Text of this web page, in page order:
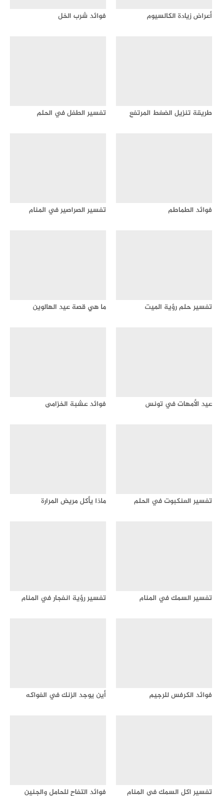
أعراض زيادة الكالسيوم فوائد شرب الخل
طريقة تنزيل الضغط المرتفع تفسير الطفل في الحلم
فوائد الطماطم تفسير الصراصير في المنام
تفسير حلم رؤية الميت ما هي قصة عيد الهالوين
عيد الأمهات في تونس فوائد عشبة الخزامى
تفسير العنكبوت في الحلم ماذا يأكل مريض المرارة
تفسير السمك في المنام تفسير رؤية انفجار في المنام
فوائد الكرفس للرجيم أين يوجد الزنك في الفواكه
تفسير اكل السمك في المنام فوائد التفاح للحامل والجنين